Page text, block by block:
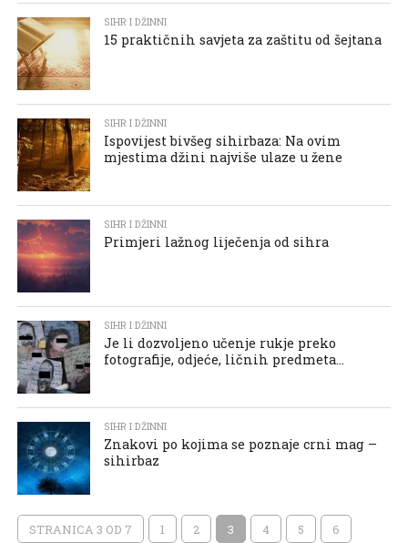
SIHR I DŽINNI
15 praktičnih savjeta za zaštitu od šejtana
SIHR I DŽINNI
Ispovijest bivšeg sihirbaza: Na ovim
mjestima džini najviše ulaze u žene
SIHR I DŽINNI
Primjeri lažnog liječenja od sihra
SIHR I DŽINNI
Je li dozvoljeno učenje rukje preko
fotografije, odjeće, ličnih predmeta…
SIHR I DŽINNI
Znakovi po kojima se poznaje crni mag –
sihirbaz
STRANICA 3 OD 7 1 2 3 4 5 6